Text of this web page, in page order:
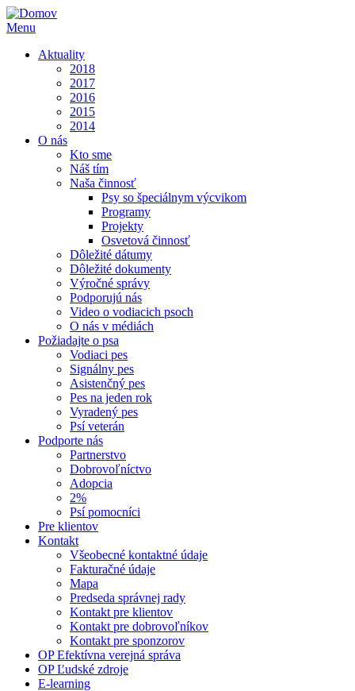
Menu
Aktuality
2018
2017
2016
2015
2014
O nás
Kto sme
Náš tím
Naša činnosť
Psy so špeciálnym výcvikom
Programy
Projekty
Osvetová činnosť
Dôležité dátumy
Dôležité dokumenty
Výročné správy
Podporujú nás
Video o vodiacich psoch
O nás v médiách
Požiadajte o psa
Vodiaci pes
Signálny pes
Asistenčný pes
Pes na jeden rok
Vyradený pes
Psí veterán
Podporte nás
Partnerstvo
Dobrovoľníctvo
Adopcia
2%
Psí pomocníci
Pre klientov
Kontakt
Všeobecné kontaktné údaje
Fakturačné údaje
Mapa
Predseda správnej rady
Kontakt pre klientov
Kontakt pre dobrovoľníkov
Kontakt pre sponzorov
OP Efektívna verejná správa
OP Ľudské zdroje
E-learning